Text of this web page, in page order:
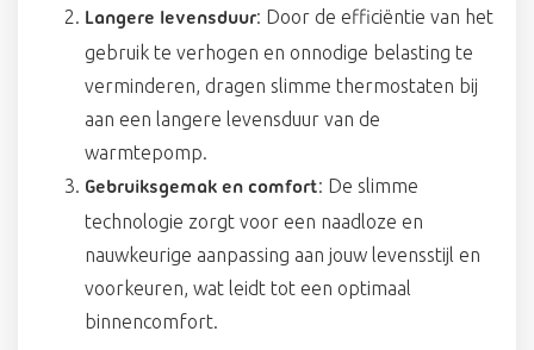
Langere levensduur: Door de efficiëntie van het
gebruik te verhogen en onnodige belasting te
verminderen, dragen slimme thermostaten bij
aan een langere levensduur van de
warmtepomp.
Gebruiksgemak en comfort: De slimme
technologie zorgt voor een naadloze en
nauwkeurige aanpassing aan jouw levensstijl en
voorkeuren, wat leidt tot een optimaal
binnencomfort.